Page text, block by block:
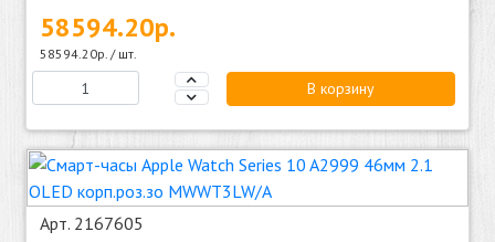
58594.20р.
58594.20р. / шт.
В корзину
Арт. 2167605